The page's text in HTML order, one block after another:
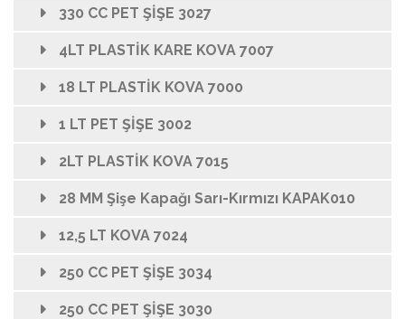
330 CC PET ŞİŞE 3027
4LT PLASTİK KARE KOVA 7007
18 LT PLASTİK KOVA 7000
1 LT PET ŞİŞE 3002
2LT PLASTİK KOVA 7015
28 MM Şişe Kapağı Sarı-Kırmızı KAPAK010
12,5 LT KOVA 7024
250 CC PET ŞİŞE 3034
250 CC PET ŞİŞE 3030